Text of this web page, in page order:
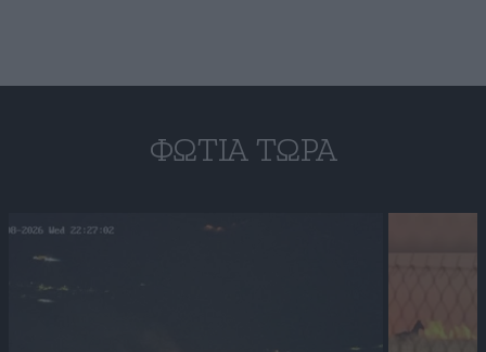
ΦΩΤΙΆ ΤΏΡΑ